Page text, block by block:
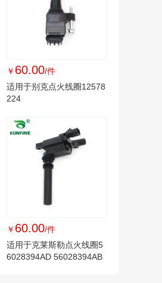
￥ 60.00/件
适用于别克点火线圈12578
224
￥ 60.00/件
适用于克莱斯勒点火线圈5
6028394AD 56028394AB